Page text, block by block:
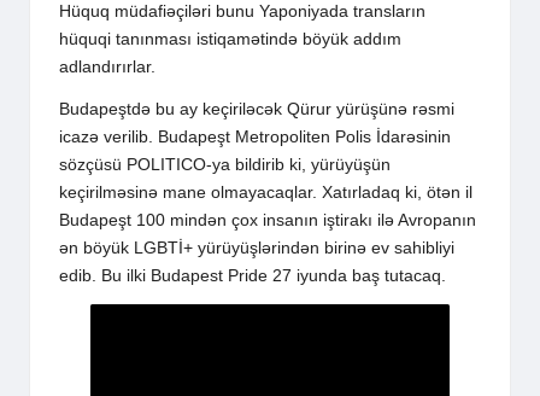
Hüquq müdafiəçiləri bunu Yaponiyada transların
hüquqi tanınması istiqamətində böyük addım
adlandırırlar.
Budapeştdə bu ay keçiriləcək Qürur yürüşünə rəsmi
icazə verilib. Budapeşt Metropoliten Polis İdarəsinin
sözçüsü POLITICO-ya bildirib ki, yürüyüşün
keçirilməsinə mane olmayacaqlar. Xatırladaq ki, ötən il
Budapeşt 100 mindən çox insanın iştirakı ilə Avropanın
ən böyük LGBTİ+ yürüyüşlərindən birinə ev sahibliyi
edib. Bu ilki Budapest Pride 27 iyunda baş tutacaq.